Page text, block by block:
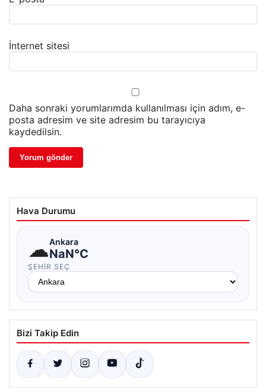
İnternet sitesi
Daha sonraki yorumlarımda kullanılması için adım, e-
posta adresim ve site adresim bu tarayıcıya
kaydedilsin.
Hava Durumu
☁Ankara
NaN°C
ŞEHIR SEÇ
Bizi Takip Edin